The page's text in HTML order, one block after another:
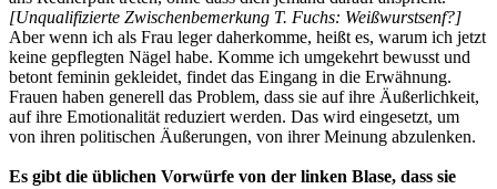
[Unqualifizierte Zwischenbemerkung T. Fuchs: Weißwurstsenf?]
Aber wenn ich als Frau leger daherkomme, heißt es, warum ich jetzt
keine gepflegten Nägel habe. Komme ich umgekehrt bewusst und
betont feminin gekleidet, findet das Eingang in die Erwähnung.
Frauen haben generell das Problem, dass sie auf ihre Äußerlichkeit,
auf ihre Emotionalität reduziert werden. Das wird eingesetzt, um
von ihren politischen Äußerungen, von ihrer Meinung abzulenken.
Es gibt die üblichen Vorwürfe von der linken Blase, dass sie